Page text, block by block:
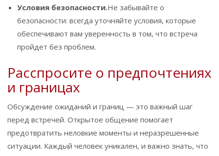
Условия безопасности.Не забывайте о
безопасности: всегда уточняйте условия, которые
обеспечивают вам уверенность в том, что встреча
пройдет без проблем.
Расспросите о предпочтениях
и границах
Обсуждение ожиданий и границ — это важный шаг
перед встречей. Открытое общение помогает
предотвратить неловкие моменты и неразрешенные
ситуации. Каждый человек уникален, и важно знать, что